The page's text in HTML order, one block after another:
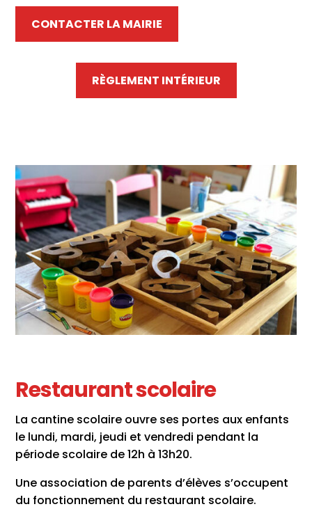
CONTACTER LA MAIRIE
RÈGLEMENT INTÉRIEUR
Restaurant scolaire
La cantine scolaire ouvre ses portes aux enfants
le lundi, mardi, jeudi et vendredi pendant la
période scolaire de 12h à 13h20.
Une association de parents d’élèves s’occupent
du fonctionnement du restaurant scolaire.